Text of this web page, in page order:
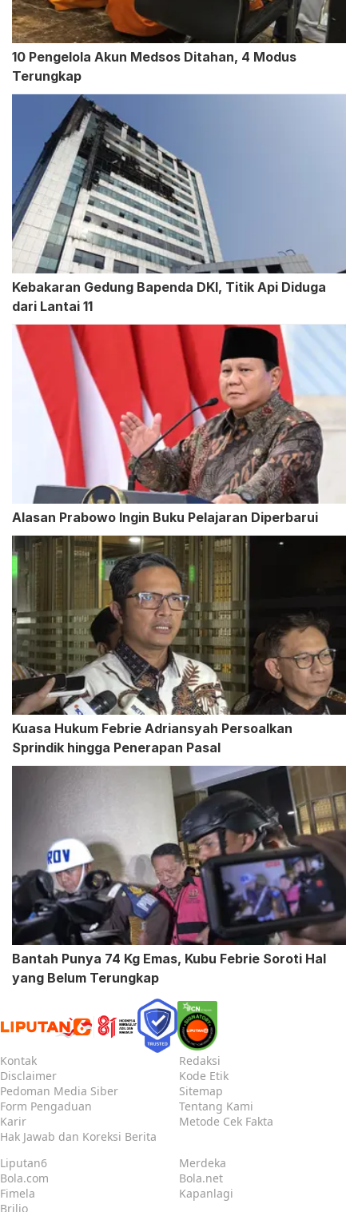
10 Pengelola Akun Medsos Ditahan, 4 Modus
Terungkap
Kebakaran Gedung Bapenda DKI, Titik Api Diduga
dari Lantai 11
Alasan Prabowo Ingin Buku Pelajaran Diperbarui
Kuasa Hukum Febrie Adriansyah Persoalkan
Sprindik hingga Penerapan Pasal
Bantah Punya 74 Kg Emas, Kubu Febrie Soroti Hal
yang Belum Terungkap
Kontak
Redaksi
Disclaimer
Kode Etik
Pedoman Media Siber
Sitemap
Form Pengaduan
Tentang Kami
Karir
Metode Cek Fakta
Hak Jawab dan Koreksi Berita
Liputan6
Merdeka
Bola.com
Bola.net
Fimela
Kapanlagi
Brilio